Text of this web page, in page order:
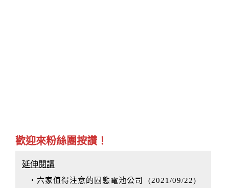
歡迎來粉絲團按讚！
延伸閱讀
‧六家值得注意的固態電池公司 (2021/09/22)